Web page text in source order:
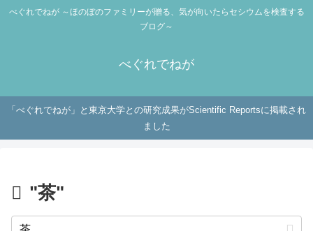
べぐれでねが ～ほのぼのファミリーが贈る、気が向いたらセシウムを検査する
ブログ～
べぐれでねが
「べぐれでねが」と東京大学との研究成果がScientific Reportsに掲載され
ました
"茶"